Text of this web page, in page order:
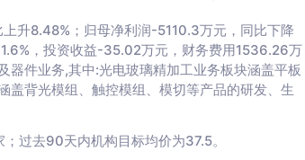
升8.48%；归母净利润-5110.3万元，同比下降
，投资收益-35.02万元，财务费用1536.26万
件业务,其中:光电玻璃精加工业务板块涵盖平板
盖背光模组、触控模组、模切等产品的研发、生
过去90天内机构目标均价为37.5。